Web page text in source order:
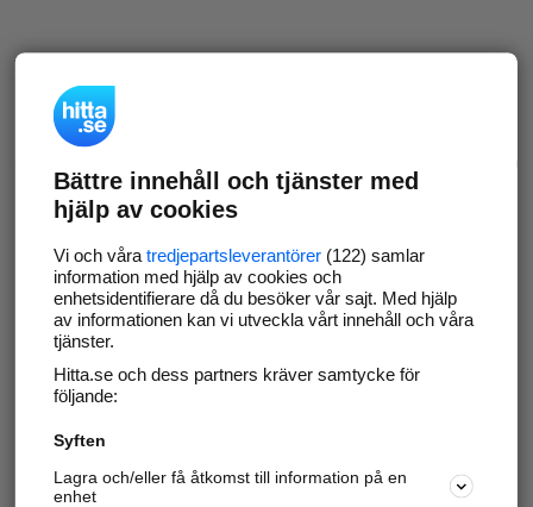
Bättre innehåll och tjänster med
hjälp av cookies
Vi och våra tredjepartsleverantörer(122) samlar
information med hjälp av cookies och
enhetsidentifierare då du besöker vår sajt. Med hjälp
av informationen kan vi utveckla vårt innehåll och våra
tjänster.
Hitta.se och dess partners kräver samtycke för
följande:
Syften
Lagra och/eller få åtkomst till information på en
enhet